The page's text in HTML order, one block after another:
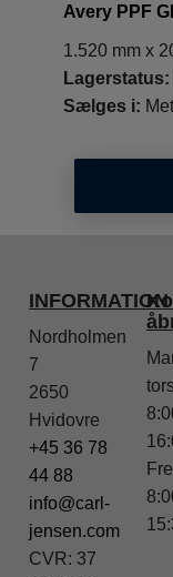
Avery PPF
1.520 mm x
Lagerstatus:
Sælges i:
INFORMATION
Nordholmen
7
2650
Hvidovre
+45 36 78
44 88
info@carl-
jensen.com
CVR: 37